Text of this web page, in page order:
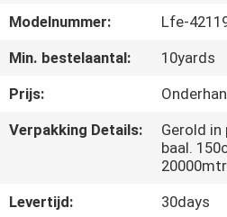
CONTACTEER
ONS
Modelnummer:
Lfe-
Min. bestelaantal:
10yards
Prijs:
Verpakking Details:
Gerold in
baal.
Levertijd:
30days